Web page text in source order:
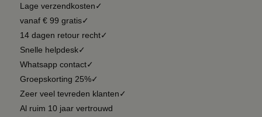
Lage verzendkosten✓
vanaf € 99 gratis✓
14 dagen retour recht✓
Snelle helpdesk✓
Whatsapp contact✓
Groepskorting 25%✓
Zeer veel tevreden klanten✓
Al ruim 10 jaar vertrouwd